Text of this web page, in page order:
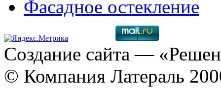
Фасадное остекление
Создание сайта —
© Компания Латераль